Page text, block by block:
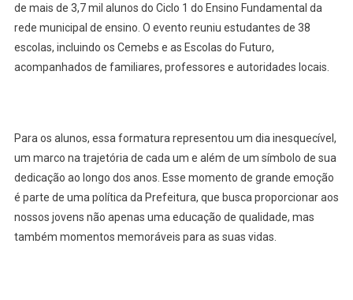
Mil
Alunos
A
Em
Itapevi
de mais de 3,7 mil alunos do Ciclo 1 do Ensino Fundamental da
rede municipal de ensino. O evento reuniu estudantes de 38
escolas, incluindo os Cemebs e as Escolas do Futuro,
acompanhados de familiares, professores e autoridades locais.
Para os alunos, essa formatura representou um dia inesquecível,
um marco na trajetória de cada um e além de um símbolo de sua
dedicação ao longo dos anos. Esse momento de grande emoção
é parte de uma política da Prefeitura, que busca proporcionar aos
nossos jovens não apenas uma educação de qualidade, mas
também momentos memoráveis para as suas vidas.